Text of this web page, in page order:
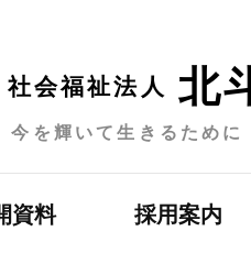
社会福祉法人 北
今を輝いて生きるために
資料 採用案内